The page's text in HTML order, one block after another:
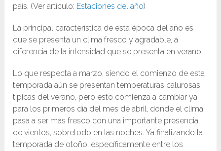
país. (Ver artículo: Estaciones del año)
La principal característica de esta época del año es
que se presenta un clima fresco y agradable, a
diferencia de la intensidad que se presenta en verano.
Lo que respecta a marzo, siendo el comienzo de esta
temporada aún se presentan temperaturas calurosas
típicas del verano, pero esto comienza a cambiar ya
para los primeros día del mes de abril, donde el clima
pasa a ser más fresco con una importante presencia
de vientos, sobretodo en las noches. Ya finalizando la
temporada de otoño, específicamente entre los